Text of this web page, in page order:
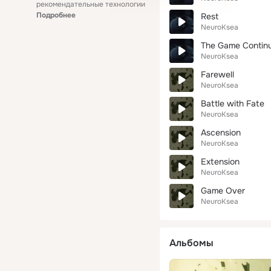
рекомендательные технологии
Подробнее
Rest
NeuroKsea
The Game
NeuroKsea
Farewell
NeuroKsea
Battle with Fate
NeuroKsea
Ascension
NeuroKsea
Extension
NeuroKsea
Game Over
NeuroKsea
Альбомы